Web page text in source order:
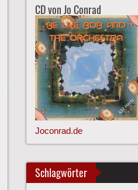
CD von Jo Conrad
Joconrad.de
Schlagwörter